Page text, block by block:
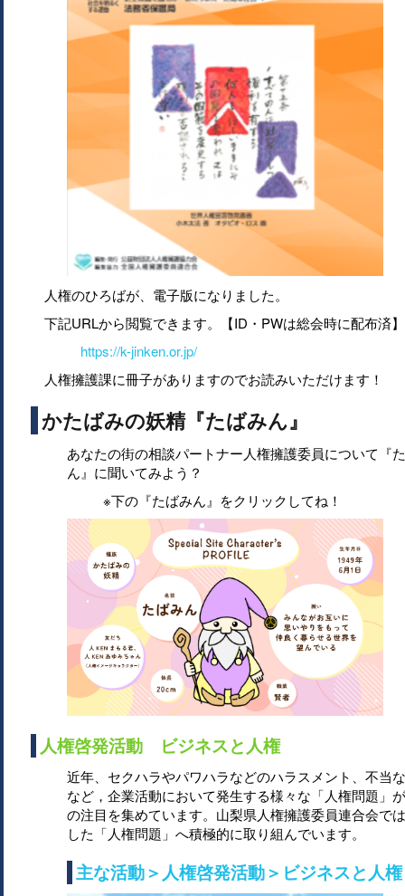
人権のひろばが、電子版になりました。
下記URLから閲覧できます。【ID・PWは総会時に配布済】
https://k-jinken.or.jp/
人権擁護課に冊子がありますのでお読みいただけます！
かたばみの妖精『たばみん』
あなたの街の相談パートナー人権擁護委員について『
ん』に聞いてみよう？
※下の『たばみん』をクリックしてね！
人権啓発活動 ビジネスと人権
近年、セクハラやパワハラなどのハラスメント、不当
など，企業活動において発生する様々な「人権問題」
の注目を集めています。山梨県人権擁護委員連合会で
した「人権問題」へ積極的に取り組んでいます。
主な活動＞人権啓発活動＞ビジネスと人権